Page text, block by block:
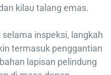
kilau talang emas.
inspeksi, langkah
termasuk penggantian
lapisan pelindung